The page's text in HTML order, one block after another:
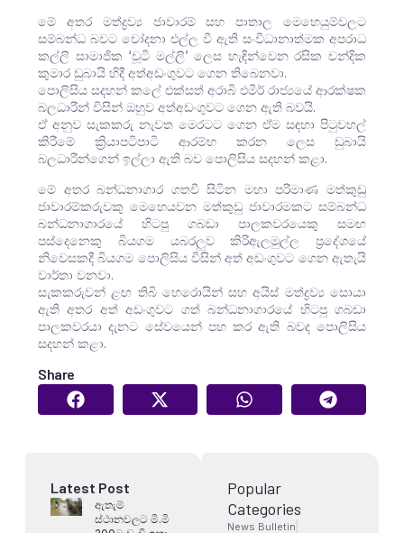
මේ අතර මත්ද්‍රව්‍ය ජාවාරම් සහ පාතාල මෙහෙයුම්වලට
සම්බන්ධ බවට චෝදනා එල්ල වී ඇති සංවිධානාත්මක අපරාධ
කල්ලි සාමාජික ‘චූටි මල්ලි’ ලෙස හැඳින්වෙන රසික චන්දික
කුමාර ඩුබායි හිදී අත්අඩංගුවට ගෙන තිබෙනවා.
පොලිසිය සදහන් කලේ එක්සත් අරාබි එමීර් රාජ්‍යයේ ආරක්ෂක
බලධාරීන් විසින් ඔහුව අත්අඩංගුවට ගෙන ඇති බවයි.
ඒ අනුව සැකකරු නැවත මෙරටට ගෙන ඒම සඳහා පිටුවහල්
කිරීමේ ක්‍රියාපටිපාටි ආරම්භ කරන ලෙස ඩුබායි
බලධාරීන්ගෙන් ඉල්ලා ඇති බව පොලිසිය සදහන් කළා.
මේ අතර බන්ධනාගාර ගතවී සිටින මහා පරිමාණ මත්කුඩු
ජාවාරම්කරුවකු මෙහෙයවන මත්කුඩු ජාවාරමකට සම්බන්ධ
බන්ධනාගාරයේ හිටපු ගබඩා පාලකවරයෙකු සමඟ
පස්දෙනෙකු බියගම යබරලුව කිරිඇලමුල්ල ප්‍රදේශයේ
නිවෙසකදී බියගම පොලිසිය විසින් අත් අඩංගුවට ගෙන ඇතැයි
වාර්තා වනවා.
සැකකරුවන් ළඟ තිබි හෙරොයින් සහ අයිස් මත්ද්‍රව්‍ය සොයා
ඇති අතර අත් අඩංගුවට ගත් බන්ධනාගාරයේ හිටපු ගබඩා
පාලකවරයා දැනට සේවයෙන් පහ කර ඇති බවද පොලිසිය
සදහන් කළා.
Share
Latest Post
ඇතැම්
ස්ථානවලට මි.මි
Popular
Categories
News Bulletin